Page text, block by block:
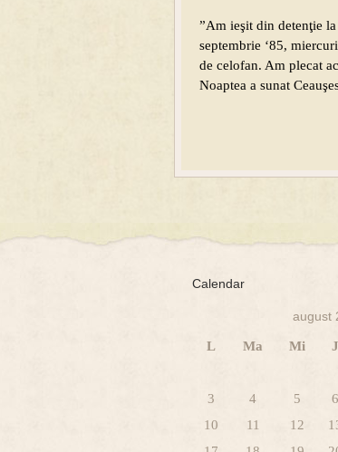
”Am ieşit din detenţie
septembrie ‘85,
de celofan. Am plecat
Noaptea a sunat
Calendar
august
L Ma Mi J
3
4 5 6
10
11 12